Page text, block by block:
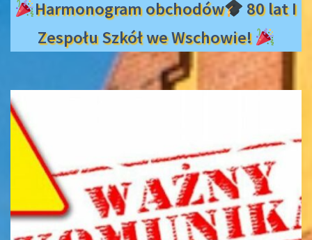
Harmonogram obchodów
80 lat I
Zespołu Szkół we Wschowie!